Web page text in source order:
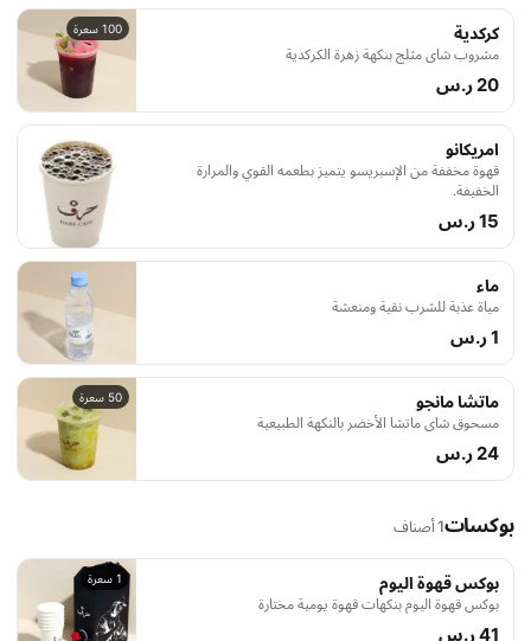
100 سعرة كركدية
مشروب شاي مثلج بنكهة زهرة الكركدية
20 ر.س
امريكانو
قهوة مخففة من الإسبريسو يتميز بطعمه القوي والمرارة
الخفيفة.
15 ر.س
ماء
مياة عذبة للشرب نقية ومنعشة
1 ر.س
50 سعرة ماتشا مانجو
مسحوق شاي ماتشا الأخضر بالنكهة الطبيعية
24 ر.س
بوكسات1 أصناف
1 سعرة بوكس قهوة اليوم
بوكس قهوة اليوم بنكهات قهوة يومية مختارة
41 ر.س